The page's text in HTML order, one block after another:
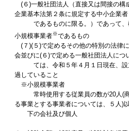
( ６ )一般社団法人（直接又は間接の構
企業基本法第２条に規定する中小企業者
であるものに限る。）であって、
小規模事業者※であるもの
( ７ )( ５ )で定めるその他の特別の法律
会並びに( ６ )で定める一般社団法人につ
ては、令和５年４月１日現在、設
過していること
※小規模事業者
常時使用する従業員の数が20人(
る事業とする事業者については、５人)以
下の会社及び個人